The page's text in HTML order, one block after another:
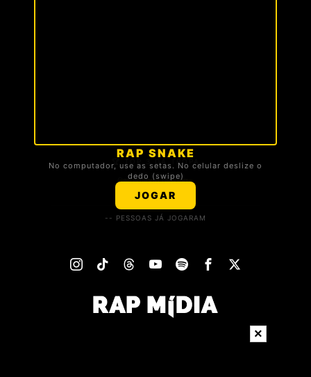
RAP SNAKE
No computador, use as setas. No celular deslize o
dedo (swipe)
JOGAR
🏆 TOP 3 DA TROPA
Carregando ranking...
-- PESSOAS JÁ JOGARAM
×